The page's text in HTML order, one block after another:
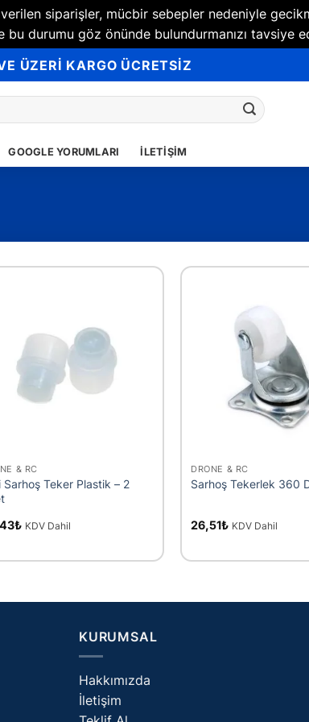
siparişler, mücbir sebepler nedeniyle
durumu göz önünde bulundurmanızı tavsiye
ÜZERİ KARGO ÜCRETSİZ
GOOGLE YORUMLARI İLETIŞIM
& RC
Sarhoş Teker Plastik – 2
₺ KDV Dahil
DRONE & RC
Sarhoş Tekerlek 360
26,51₺ KDV Dahil
KURUMSAL
Hakkımızda
İletişim